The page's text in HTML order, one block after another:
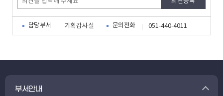
담당부서 기획감사실 문의전화 051-440-4011
부서안내